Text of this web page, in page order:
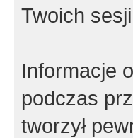
Twoich
Informacje
podczas
tworzył